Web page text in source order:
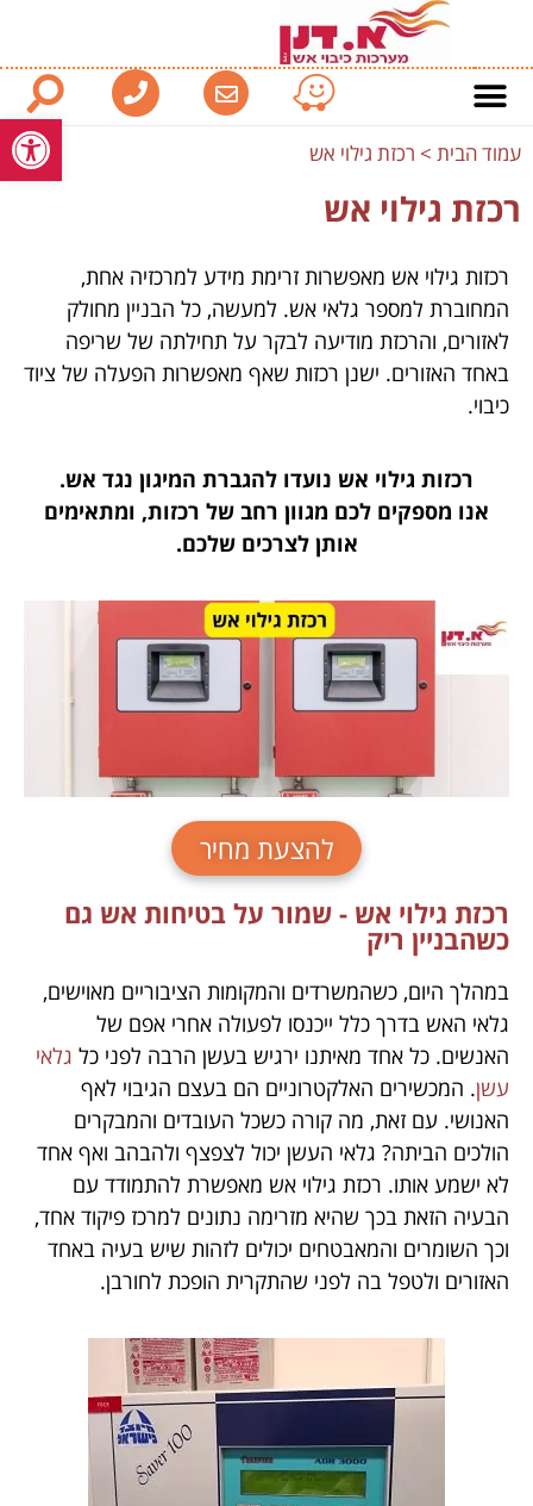
פתח עמוד הבית > רכזת גילוי אש
רכזת גילוי אש
רכזות גילוי אש מאפשרות זרימת מידע למרכזיה אחת,
המחוברת למספר גלאי אש. למעשה, כל הבניין מחולק
לאזורים, והרכזת מודיעה לבקר על תחילתה של שריפה
באחד האזורים. ישנן רכזות שאף מאפשרות הפעלה של ציוד
כיבוי.
רכזות גילוי אש נועדו להגברת המיגון נגד אש.
אנו מספקים לכם מגוון רחב של רכזות, ומתאימים
אותן לצרכים שלכם.
להצעת מחיר
רכזת גילוי אש - שמור על בטיחות אש גם
כשהבניין ריק
במהלך היום, כשהמשרדים והמקומות הציבוריים מאוישים,
גלאי האש בדרך כלל ייכנסו לפעולה אחרי אפם של
האנשים. כל אחד מאיתנו ירגיש בעשן הרבה לפני כל גלאי
עשן. המכשירים האלקטרוניים הם בעצם הגיבוי לאף
האנושי. עם זאת, מה קורה כשכל העובדים והמבקרים
הולכים הביתה? גלאי העשן יכול לצפצף ולהבהב ואף אחד
לא ישמע אותו. רכזת גילוי אש מאפשרת להתמודד עם
הבעיה הזאת בכך שהיא מזרימה נתונים למרכז פיקוד אחד,
וכך השומרים והמאבטחים יכולים לזהות שיש בעיה באחד
האזורים ולטפל בה לפני שהתקרית הופכת לחורבן.